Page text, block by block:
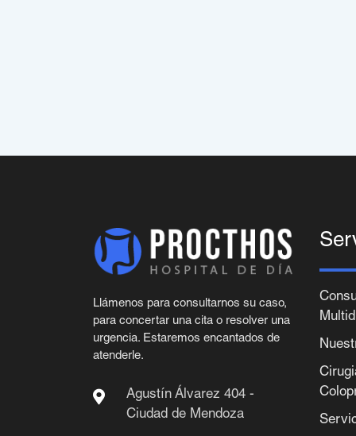
Llámenos para consultarnos su caso,
para concertar una cita o resolver una
urgencia. Estaremos encantados de
atenderle.
Agustín Álvarez 404 -
Ciudad de Mendoza